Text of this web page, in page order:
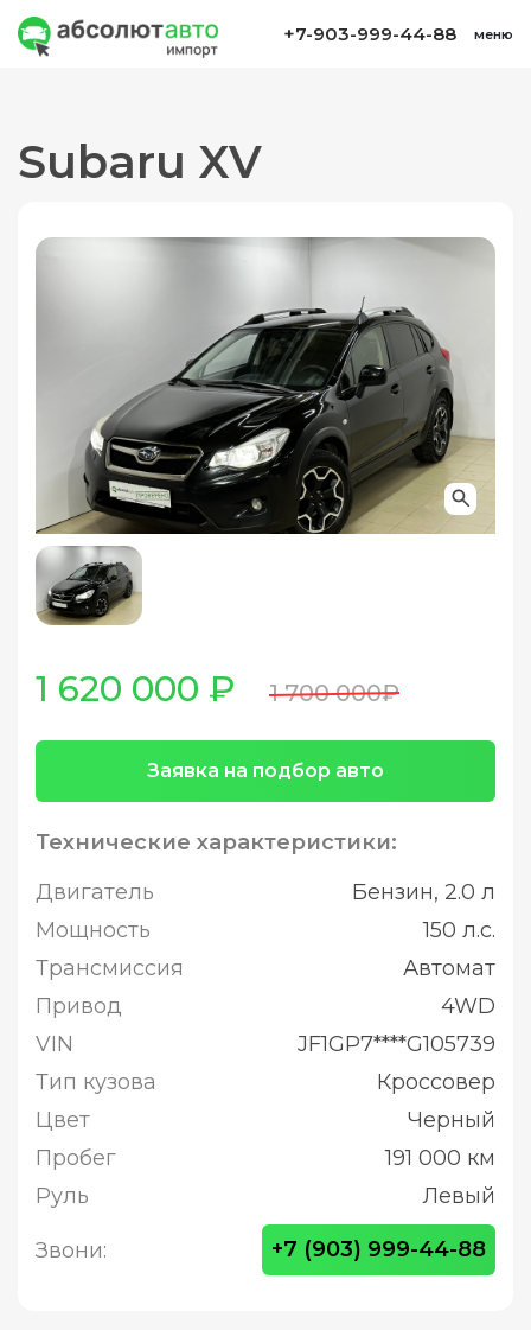
+7-903-999-44-88 меню
Subaru XV
1 620 000 ₽ 1 700 000₽
Заявка на подбор авто
Технические характеристики:
Двигатель
Бензин, 2.0 л
Мощность
150 л.с.
Трансмиссия
Автомат
Привод
4WD
VIN
JF1GP7****G105739
Тип кузова
Кроссовер
Цвет
Черный
Пробег
191 000 км
Руль
Левый
Звони: +7 (903) 999-44-88